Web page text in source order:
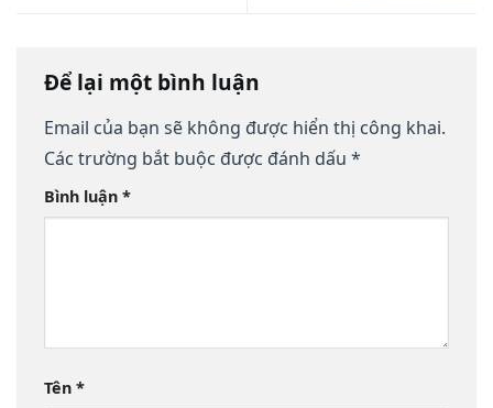
Để lại một bình luận
Email của bạn sẽ không được hiển thị công khai.
Các trường bắt buộc được đánh dấu *
Bình luận *
Tên *